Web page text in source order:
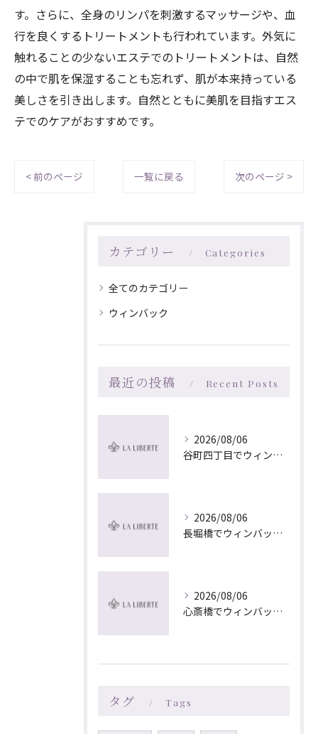
す。さらに、全身のリンパを刺激するマッサージや、血
行を良くするトリートメントも行われています。外気に
触れることの少ないエステでのトリートメントは、自然
の中で肌を保湿することも忘れず、肌が本来持っている
美しさを引き出します。自然とともに美肌を目指すエス
テでのケアがおすすめです。
< 前のページ 一覧に戻る 次のページ >
カテゴリー Categories
全てのカテゴリー
ウィンバック
最近の投稿 Recent Posts
2026/08/06
谷町四丁目でウィンバック×マッサージ｜LA LIBERTE
2026/08/06
長堀橋でウィンバック×マッサージ｜LA LIBERTE
2026/08/06
心斎橋でウィンバック×マッサージ｜LA LIBERTE
タグ Tags